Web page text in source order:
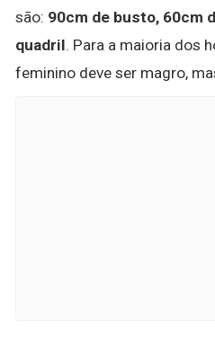
são: 90cm de busto, 60cm
quadril. Para a maioria dos
feminino deve ser magro,